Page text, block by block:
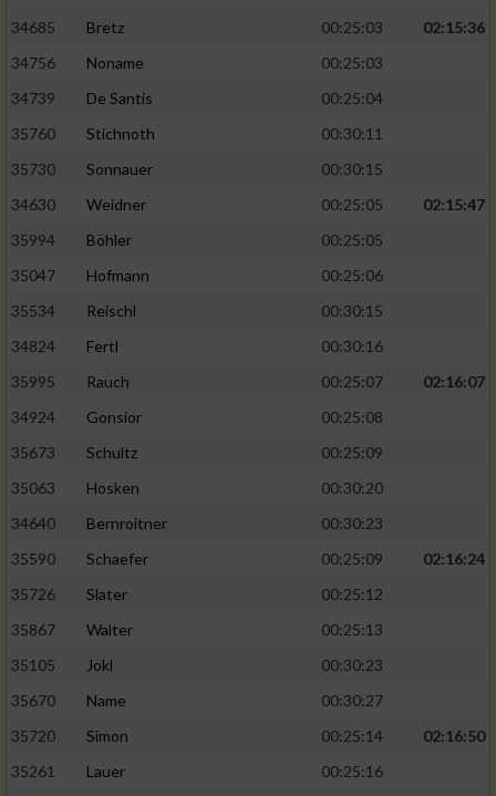
34685
Bretz 00:25:03
02:15:36
34756
Noname
00:25:03
34739
De Santis
00:25:04
35760
Stichnoth
00:30:11
35730
Sonnauer
00:30:15
34630
Weidner 00:25:05
02:15:47
35994
Böhler
00:25:05
35047
Hofmann
00:25:06
35534
Reischl
00:30:15
34824
Fertl
00:30:16
35995
Rauch 00:25:07
02:16:07
34924
Gonsior
00:25:08
35673
Schultz
00:25:09
35063
Hosken
00:30:20
34640
Bernroitner
00:30:23
35590
Schaefer 00:25:09
02:16:24
35726
Slater
00:25:12
35867
Walter
00:25:13
35105
Jokl
00:30:23
35670
Name
00:30:27
35720
Simon 00:25:14
02:16:50
35261
Lauer
00:25:16